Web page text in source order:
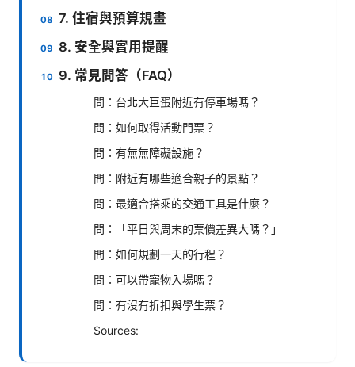
7. 住宿與預算規畫
8. 安全與實用提醒
9. 常見問答（FAQ）
問：台北大巨蛋附近有停車場嗎？
問：如何取得活動門票？
問：有無無障礙設施？
問：附近有哪些適合親子的景點？
問：最適合搭乘的交通工具是什麼？
問：「平日與周末的票價差異大嗎？」
問：如何規劃一天的行程？
問：可以帶寵物入場嗎？
問：有沒有折扣與學生票？
Sources: